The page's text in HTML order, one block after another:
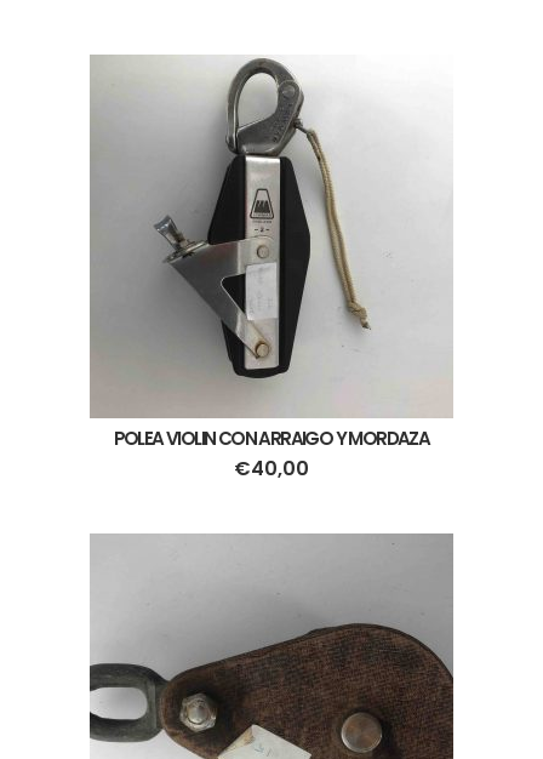
POLEA VIOLIN CON ARRAIGO Y MORDAZA
€40,00